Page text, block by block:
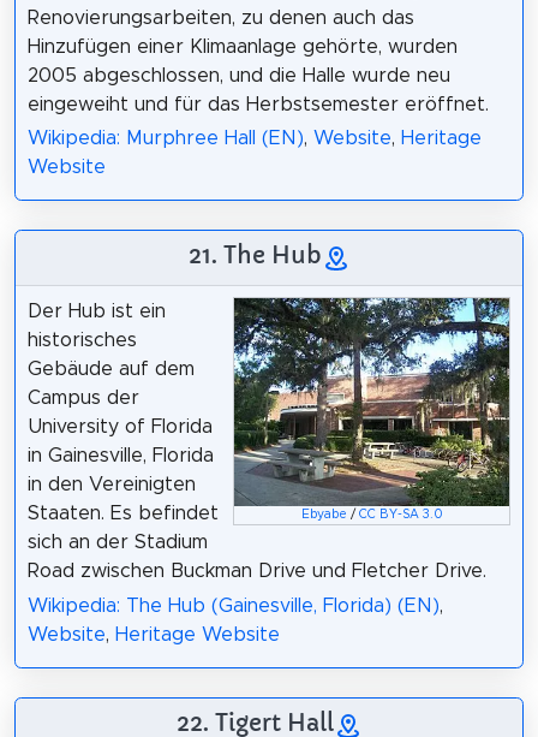
Renovierungsarbeiten, zu denen auch das
Hinzufügen einer Klimaanlage gehörte, wurden
2005 abgeschlossen, und die Halle wurde neu
eingeweiht und für das Herbstsemester eröffnet.
Wikipedia: Murphree Hall (EN), Website, Heritage
Website
21. The Hub
Ebyabe / CC BY-SA 3.0
Der Hub ist ein
historisches
Gebäude auf dem
Campus der
University of Florida
in Gainesville, Florida
in den Vereinigten
Staaten. Es befindet
sich an der Stadium
Road zwischen Buckman Drive und Fletcher Drive.
Wikipedia: The Hub (Gainesville, Florida) (EN),
Website, Heritage Website
22. Tigert Hall